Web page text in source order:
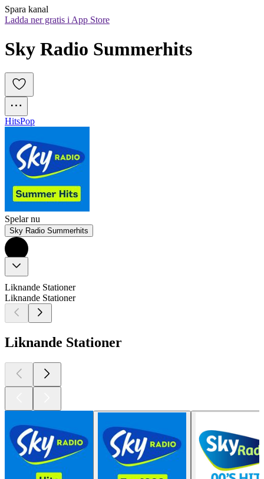
Spara kanal
Ladda ner gratis i App Store
Sky Radio Summerhits
HitsPop
Spelar nu
Sky Radio Summerhits
Liknande Stationer
Liknande Stationer
Liknande Stationer